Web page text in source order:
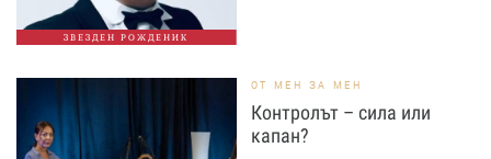
ЗВЕЗДЕН РОЖДЕНИК
ОТ МЕН ЗА МЕН
Контролът – сила или
капан?